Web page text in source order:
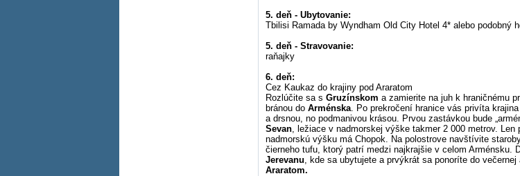
5. deň - Ubytovanie:
Tbilisi Ramada by Wyndham Old City Hotel 4* alebo podobný
5. deň - Stravovanie:
raňajky
6. deň:
Cez Kaukaz do krajiny pod Araratom
Rozlúčite sa s Gruzínskom a zamierite na juh k hraničnému
bránou do Arménska. Po prekročení hranice vás privíta
a drsnou, no podmanivou krásou. Prvou zastávkou bude
Sevan, ležiace v nadmorskej výške takmer 2 000 metrov. Len
nadmorskú výšku má Chopok. Na polostrove navštívite
čierneho tufu, ktorý patrí medzi najkrajšie v celom Arménsku.
Jerevanu, kde sa ubytujete a prvýkrát sa ponoríte do večernej
Araratom.